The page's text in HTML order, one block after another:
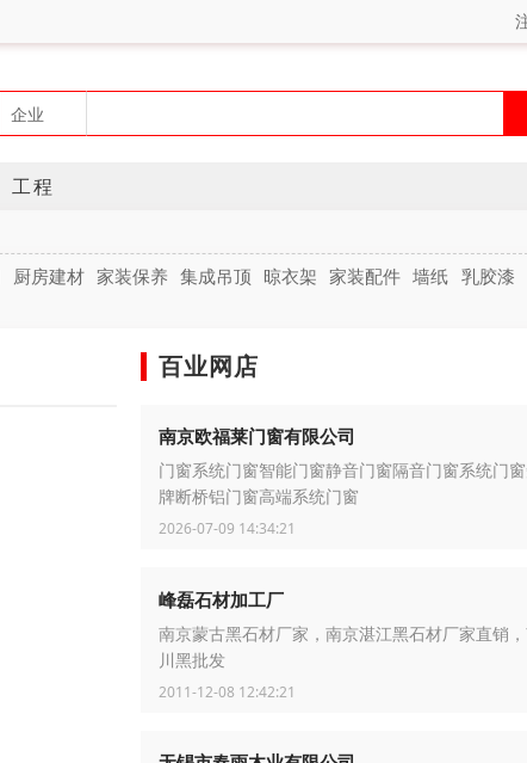
工程
厨房建材 家装保养 集成吊顶 晾衣架 家装配件 墙纸 乳胶漆
百业网店
南京欧福莱门窗有限公司
门窗系统门窗智能门窗静音门窗隔音门窗系统门
牌断桥铝门窗高端系统门窗
2026-07-09 14:34:21
峰磊石材加工厂
南京蒙古黑石材厂家，南京湛江黑石材厂家直销
川黑批发
2011-12-08 12:42:21